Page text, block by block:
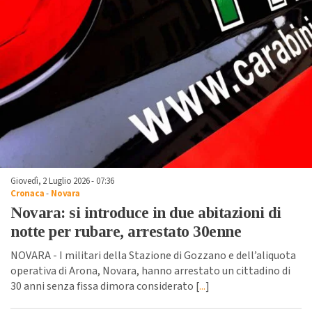
Giovedì, 2 Luglio 2026 - 07:36
Cronaca- Novara
Novara: si introduce in due abitazioni di
notte per rubare, arrestato 30enne
NOVARA - I militari della Stazione di Gozzano e dell’aliquota
operativa di Arona, Novara, hanno arrestato un cittadino di
30 anni senza fissa dimora considerato [...]